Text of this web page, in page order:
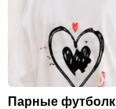
Парные